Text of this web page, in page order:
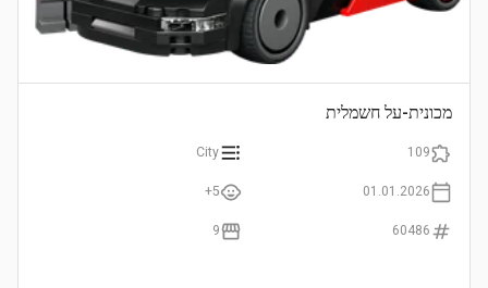
מכונית-על חשמלית
109
City
01.01.2026
5+
60486
9